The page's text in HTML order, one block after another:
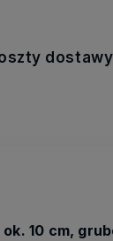
dostawy
10 cm,